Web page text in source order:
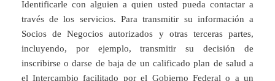
Identificarle con alguien a quien usted pueda contactar a
través de los servicios. Para transmitir su información a
Socios de Negocios autorizados y otras terceras partes,
incluyendo, por ejemplo, transmitir su decisión de
inscribirse o darse de baja de un calificado plan de salud a
el Intercambio facilitado por el Gobierno Federal o a un